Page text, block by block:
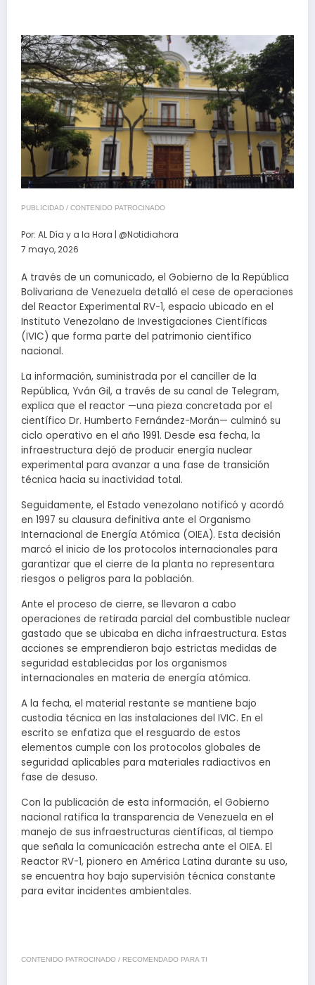
PUBLICIDAD / CONTENIDO PATROCINADO
Por: AL Día y a la Hora | @Notidiahora
7 mayo, 2026
A través de un comunicado, el Gobierno de la República
Bolivariana de Venezuela detalló el cese de operaciones
del Reactor Experimental RV-1, espacio ubicado en el
Instituto Venezolano de Investigaciones Científicas
(IVIC) que forma parte del patrimonio científico
nacional.
La información, suministrada por el canciller de la
República, Yván Gil, a través de su canal de Telegram,
explica que el reactor —una pieza concretada por el
científico Dr. Humberto Fernández-Morán— culminó su
ciclo operativo en el año 1991. Desde esa fecha, la
infraestructura dejó de producir energía nuclear
experimental para avanzar a una fase de transición
técnica hacia su inactividad total.
Seguidamente, el Estado venezolano notificó y acordó
en 1997 su clausura definitiva ante el Organismo
Internacional de Energía Atómica (OIEA). Esta decisión
marcó el inicio de los protocolos internacionales para
garantizar que el cierre de la planta no representara
riesgos o peligros para la población.
Ante el proceso de cierre, se llevaron a cabo
operaciones de retirada parcial del combustible nuclear
gastado que se ubicaba en dicha infraestructura. Estas
acciones se emprendieron bajo estrictas medidas de
seguridad establecidas por los organismos
internacionales en materia de energía atómica.
A la fecha, el material restante se mantiene bajo
custodia técnica en las instalaciones del IVIC. En el
escrito se enfatiza que el resguardo de estos
elementos cumple con los protocolos globales de
seguridad aplicables para materiales radiactivos en
fase de desuso.
Con la publicación de esta información, el Gobierno
nacional ratifica la transparencia de Venezuela en el
manejo de sus infraestructuras científicas, al tiempo
que señala la comunicación estrecha ante el OIEA. El
Reactor RV-1, pionero en América Latina durante su uso,
se encuentra hoy bajo supervisión técnica constante
para evitar incidentes ambientales.
CONTENIDO PATROCINADO / RECOMENDADO PARA TI